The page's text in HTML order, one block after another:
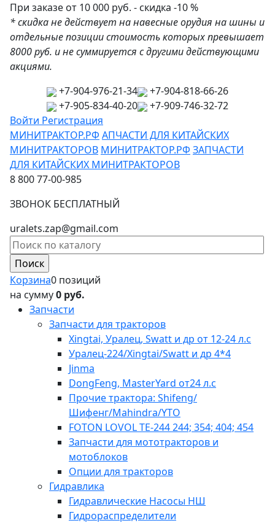
При заказе от 10 000 руб. - скидка -10 %
* скидка не действует на навесные орудия на шины и
отдельные позиции стоимость которых превышает
8000 руб. и не суммируется с другими действующими
акциями.
+7-904-976-21-34
+7-904-818-66-26
+7-905-834-40-20
+7-909-746-32-72
Войти Регистрация
МИНИТРАКТОР.РФ АПЧАСТИ ДЛЯ КИТАЙСКИХ
МИНИТРАКТОРОВ МИНИТРАКТОР.РФ ЗАПЧАСТИ
ДЛЯ КИТАЙСКИХ МИНИТРАКТОРОВ
8 800 77-00-985
ЗВОНОК БЕСПЛАТНЫЙ
uralets.zap@gmail.com
Корзина0 позиций
на сумму0 руб.
Запчасти
Запчасти для тракторов
Xingtai, Уралец, Swatt и др от 12-24 л.с
Уралец-224/Xingtai/Swatt и др 4*4
Jinma
DongFeng, MasterYard от24 л.с
Прочие трактора: Shifeng/
Шифенг/Mahindra/YTO
FOTON LOVOL TE-244 244; 354; 404; 454
Запчасти для мототракторов и
мотоблоков
Опции для тракторов
Гидравлика
Гидравлические Насосы НШ
Гидрораспределители